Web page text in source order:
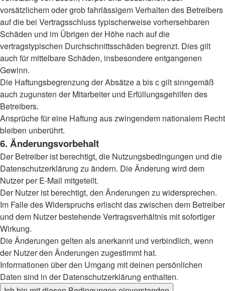
vorsätzlichem oder grob fahrlässigem Verhalten des Betreibers
auf die bei Vertragsschluss typischerweise vorhersehbaren
Schäden und im Übrigen der Höhe nach auf die
vertragstypischen Durchschnittsschäden begrenzt. Dies gilt
auch für mittelbare Schäden, insbesondere entgangenen
Gewinn.
Die Haftungsbegrenzung der Absätze a bis c gilt sinngemäß
auch zugunsten der Mitarbeiter und Erfüllungsgehilfen des
Betreibers.
Ansprüche für eine Haftung aus zwingendem nationalem Recht
bleiben unberührt.
6. Änderungsvorbehalt
Der Betreiber ist berechtigt, die Nutzungsbedingungen und die
Datenschutzerklärung zu ändern. Die Änderung wird dem
Nutzer per E-Mail mitgeteilt.
Der Nutzer ist berechtigt, den Änderungen zu widersprechen.
Im Falle des Widerspruchs erlischt das zwischen dem Betreiber
und dem Nutzer bestehende Vertragsverhältnis mit sofortiger
Wirkung.
Die Änderungen gelten als anerkannt und verbindlich, wenn
der Nutzer den Änderungen zugestimmt hat.
Informationen über den Umgang mit deinen persönlichen
Daten sind in der Datenschutzerklärung enthalten.